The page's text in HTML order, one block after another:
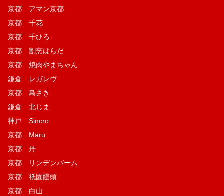
京都 アマン京都
京都 千花
京都 千ひろ
京都 割烹はらだ
京都 焼肉やまちゃん
鎌倉 レガレヴ
京都 鳥さき
鎌倉 北じま
神戸 Sincro
京都 Maru
京都 丹
京都 リンデンバーム
京都 祇園饅頭
京都 白山